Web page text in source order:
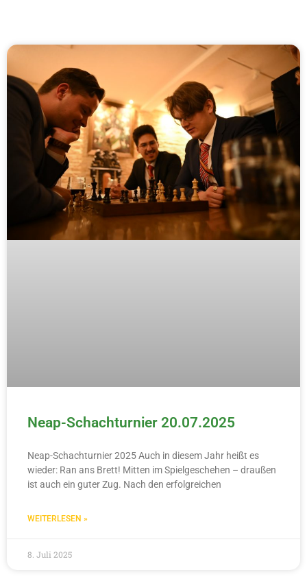
Neap-Schachturnier 20.07.2025
Neap-Schachturnier 2025 Auch in diesem Jahr heißt es
wieder: Ran ans Brett! Mitten im Spielgeschehen – draußen
ist auch ein guter Zug. Nach den erfolgreichen
WEITERLESEN »
8. Juli 2025